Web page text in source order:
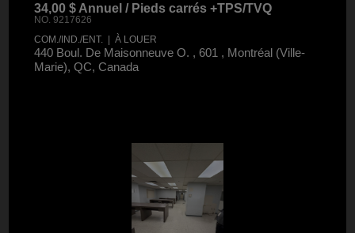
34,00 $ Annuel / Pieds carrés +TPS/TVQ
NO. 9217626
COM./IND./ENT. | À LOUER
440 Boul. De Maisonneuve O. , 601 , Montréal (Ville-
Marie), QC, Canada